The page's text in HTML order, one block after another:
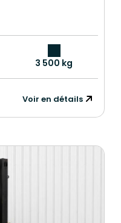
3 500 kg
Voir en détails